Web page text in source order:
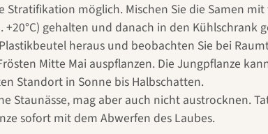
Stratifikation möglich. Mischen Sie die Samen
gehalten und danach in den Kühlschrank
heraus und beobachten Sie bei
Mitte Mai auspflanzen. Die Jungpflanze
Standort in Sonne bis Halbschatten.
Staunässe, mag aber auch nicht austrocknen.
sofort mit dem Abwerfen des Laubes.